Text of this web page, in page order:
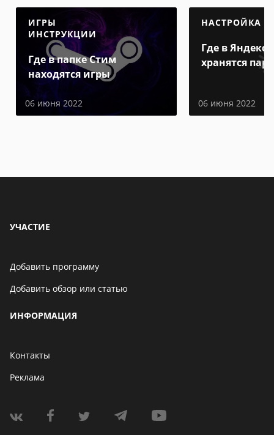
ИГРЫ
ИНСТРУКЦИИ
Где в папке Стим
находятся игры
06 июня 2022
НАСТРОЙКА
Где в Яндекс
хранятся
06 июня 2022
УЧАСТИЕ
Добавить программу
Добавить обзор или статью
ИНФОРМАЦИЯ
Контакты
Реклама